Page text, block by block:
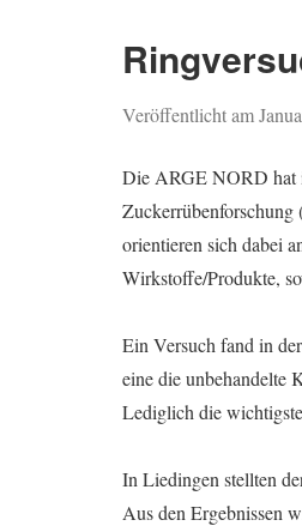
Veröffentlicht am
Die ARGE NORD hat
orientieren sich dabei
Wirkstoffe/Produkte,
Ein Versuch fand in
eine die unbehandelte
Lediglich die
In Liedingen stellten
Aus den Ergebnissen